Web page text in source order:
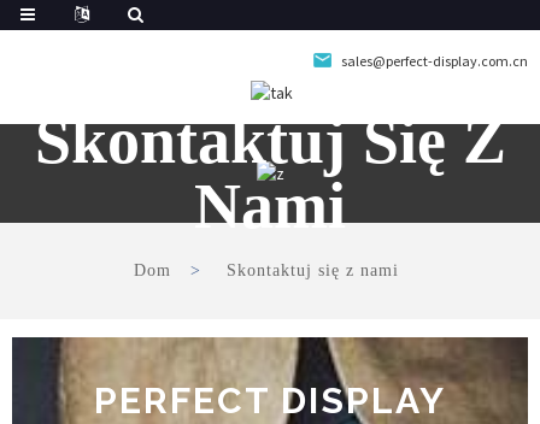
sales@perfect-display.com.cn
Skontaktuj Się Z
Nami
Dom Skontaktuj się z nami
PERFECT DISPLAY